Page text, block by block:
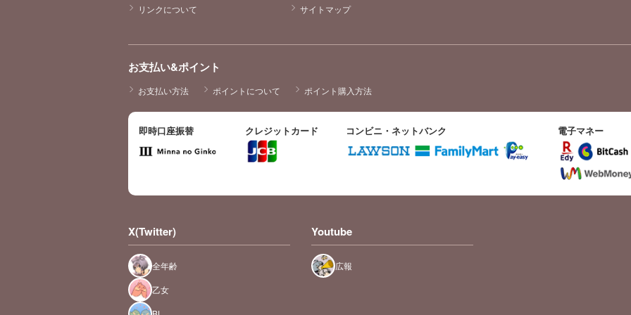
リンクについて
サイトマップ
お支払い&ポイント
お支払い方法 ポイントについて ポイント購入方法
即時口座振替 クレジットカード コンビニ・ネットバンク 電子マネー
X(Twitter)
全年齢
乙女
Youtube
広報